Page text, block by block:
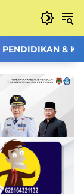
PENDIDIKAN &